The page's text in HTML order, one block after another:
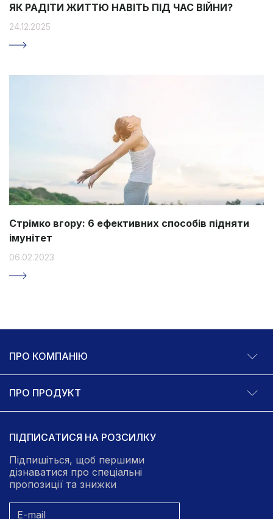
ЯК РАДІТИ ЖИТТЮ НАВІТЬ ПІД ЧАС ВІЙНИ?
24.12.2025
Стрімко вгору: 6 ефективних способів підняти
імунітет
06.02.2023
ПРО КОМПАНІЮ
ПРО ПРОДУКТ
ПІДПИСАТИСЯ НА РОЗСИЛКУ
Підпишіться, щоб першими
дізнаватися про спеціальні
пропозиції та знижки